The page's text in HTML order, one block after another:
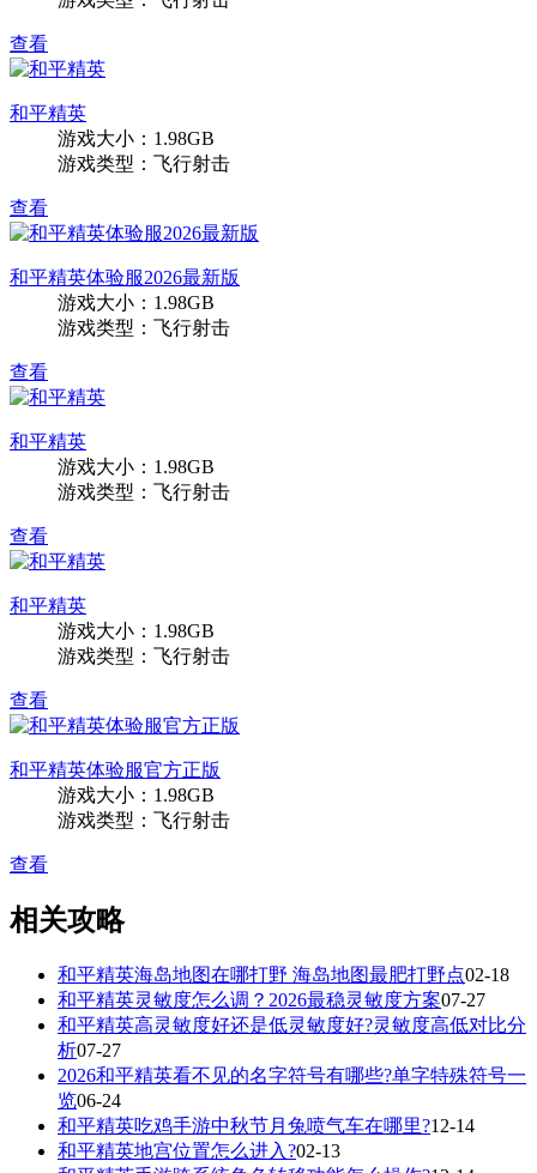
查看
和平精英
游戏大小：1.98GB
游戏类型：飞行射击
查看
和平精英体验服2026最新版
游戏大小：1.98GB
游戏类型：飞行射击
查看
和平精英
游戏大小：1.98GB
游戏类型：飞行射击
查看
和平精英
游戏大小：1.98GB
游戏类型：飞行射击
查看
和平精英体验服官方正版
游戏大小：1.98GB
游戏类型：飞行射击
查看
相关攻略
和平精英海岛地图在哪打野 海岛地图最肥打野点02-18
和平精英灵敏度怎么调？2026最稳灵敏度方案07-27
和平精英高灵敏度好还是低灵敏度好?灵敏度高低对比分
析07-27
2026和平精英看不见的名字符号有哪些?单字特殊符号一
览06-24
和平精英吃鸡手游中秋节月兔喷气车在哪里?12-14
和平精英地宫位置怎么进入?02-13